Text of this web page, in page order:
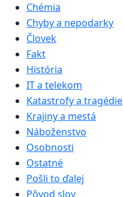
Chémia
Chyby a nepodarky
Človek
Fakt
História
IT a telekom
Katastrofy a tragédie
Krajiny a mestá
Náboženstvo
Osobnosti
Ostatné
Pošli to ďalej
Pôvod slov